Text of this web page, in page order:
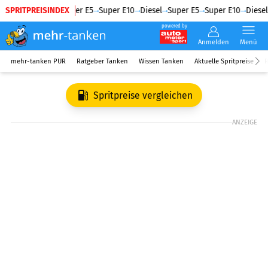
SPRITPREISINDEX
Diesel Super E5 Super E10 Diesel Super E5 Super E10 Diesel
powered by
Anmelden Menü
mehr-tanken PUR Ratgeber Tanken Wissen Tanken Aktuelle Spritpreise
Spritpreise vergleichen
ANZEIGE